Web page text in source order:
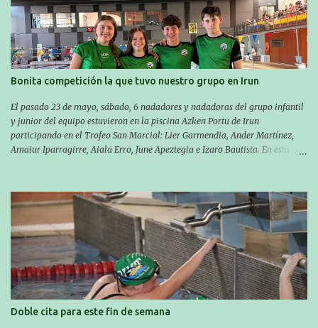
compañero Asier Gorostegi participaron en la V. San Antón Bira. En esta
travesía se realiza un recorrido desde la playa de Gaztetape hasta la playa
de Malkorbe, pero debido al estado del mar de aquel día, la organización
decidió hacerlo en el interior de la bahía de la playa de Malkorbe. Así,
Asier completó el recorrido en 29 minutos y 30 segundos, c...
Bonita competición la que tuvo nuestro grupo en Irun
El pasado 23 de mayo, sábado, 6 nadadores y nadadoras del grupo infantil
y junior del equipo estuvieron en la piscina Azken Portu de Irun
participando en el Trofeo San Marcial: Lier Garmendia, Ander Martínez,
Amaiur Iparragirre, Aiala Erro, June Apeztegia e Izaro Bautista. En esta
marcas. A pesar de no conseguir marca, pasaron una tarde muy buena y
sirvió para reforzar su experiencia. La mayoría ya ha terminado la
temporada, pero seguiremos trabajando con quienes están en la recta final,
trabajando para que cada uno consiga sus objetivos personales. BRNPWR!
Doble cita para este fin de semana